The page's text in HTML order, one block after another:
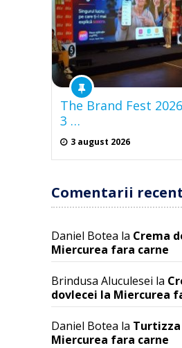
The Brand Fest
3 …
3 august 2026
Comentarii
Daniel Botea la Crema
Miercurea fara carne
Brindusa Aluculesei la
dovlecei la Miercurea
Daniel Botea la
Miercurea fara carne